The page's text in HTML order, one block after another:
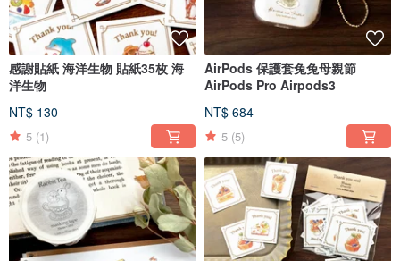
感謝貼紙 海洋生物 貼紙35枚 海
洋生物
NT$ 130
5 (1)
AirPods 保護套兔兔母親節
AirPods Pro Airpods3
NT$ 684
5 (5)